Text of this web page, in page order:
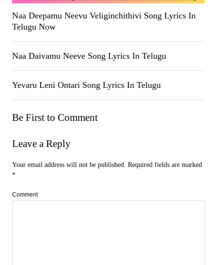
Naa Deepamu Neevu Veliginchithivi Song Lyrics In
Telugu Now
Naa Daivamu Neeve Song Lyrics In Telugu
Yevaru Leni Ontari Song Lyrics In Telugu
Be First to Comment
Leave a Reply
Your email address will not be published.
Required fields are marked
*
Comment